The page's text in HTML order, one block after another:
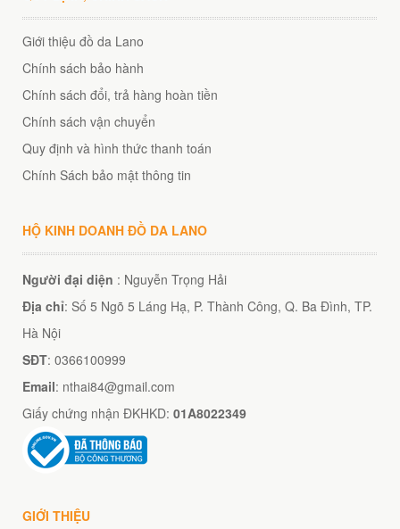
Giới thiệu đồ da Lano
Chính sách bảo hành
Chính sách đổi, trả hàng hoàn tiền
Chính sách vận chuyển
Quy định và hình thức thanh toán
Chính Sách bảo mật thông tin
HỘ KINH DOANH ĐỒ DA LANO
Người đại diện : Nguyễn Trọng Hải
Địa chỉ: Số 5 Ngõ 5 Láng Hạ, P. Thành Công, Q. Ba Đình, TP.
Hà Nội
SĐT: 0366100999
Email: nthai84@gmail.com
Giấy chứng nhận ĐKHKD: 01A8022349
GIỚI THIỆU